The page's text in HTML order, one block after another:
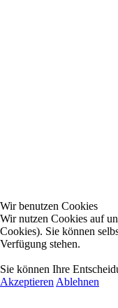
Wir benutzen Cookies
Wir nutzen Cookies auf
Cookies). Sie können
Verfügung stehen.
Sie können Ihre
Akzeptieren Ablehnen